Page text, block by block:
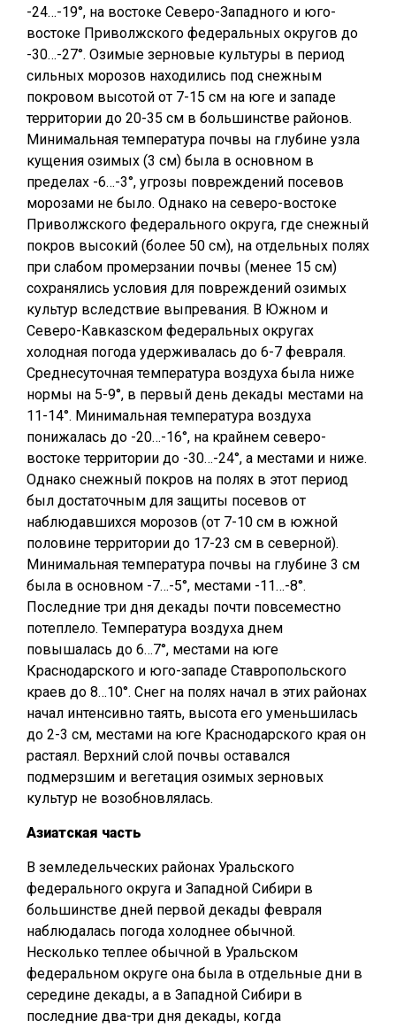
-24…-19°, на востоке Северо-Западного и юго-
востоке Приволжского федеральных округов до
-30…-27°. Озимые зерновые культуры в период
сильных морозов находились под снежным
покровом высотой от 7-15 см на юге и западе
территории до 20-35 см в большинстве районов.
Минимальная температура почвы на глубине узла
кущения озимых (3 см) была в основном в
пределах -6…-3°, угрозы повреждений посевов
морозами не было. Однако на северо-востоке
Приволжского федерального округа, где снежный
покров высокий (более 50 см), на отдельных полях
при слабом промерзании почвы (менее 15 см)
сохранялись условия для повреждений озимых
культур вследствие выпревания. В Южном и
Северо-Кавказском федеральных округах
холодная погода удерживалась до 6-7 февраля.
Среднесуточная температура воздуха была ниже
нормы на 5-9°, в первый день декады местами на
11-14°. Минимальная температура воздуха
понижалась до -20…-16°, на крайнем северо-
востоке территории до -30…-24°, а местами и ниже.
Однако снежный покров на полях в этот период
был достаточным для защиты посевов от
наблюдавшихся морозов (от 7-10 см в южной
половине территории до 17-23 см в северной).
Минимальная температура почвы на глубине 3 см
была в основном -7…-5°, местами -11…-8°.
Последние три дня декады почти повсеместно
потеплело. Температура воздуха днем
повышалась до 6…7°, местами на юге
Краснодарского и юго-западе Ставропольского
краев до 8…10°. Снег на полях начал в этих районах
начал интенсивно таять, высота его уменьшилась
до 2-3 см, местами на юге Краснодарского края он
растаял. Верхний слой почвы оставался
подмерзшим и вегетация озимых зерновых
культур не возобновлялась.
Азиатская часть
В земледельческих районах Уральского
федерального округа и Западной Сибири в
большинстве дней первой декады февраля
наблюдалась погода холоднее обычной.
Несколько теплее обычной в Уральском
федеральном округе она была в отдельные дни в
середине декады, а в Западной Сибири в
последние два-три дня декады, когда